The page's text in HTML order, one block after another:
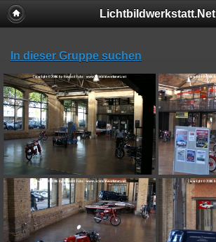
Lichtbildwerkstatt.Net
In dieser Gruppe suchen